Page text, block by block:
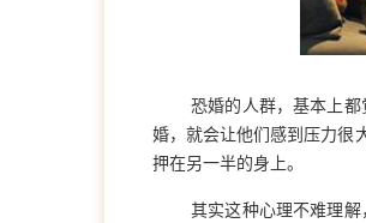
恐婚的人群，基本上
婚，就会让他们感到压力很
押在另一半的身上。
其实这种心理不难理